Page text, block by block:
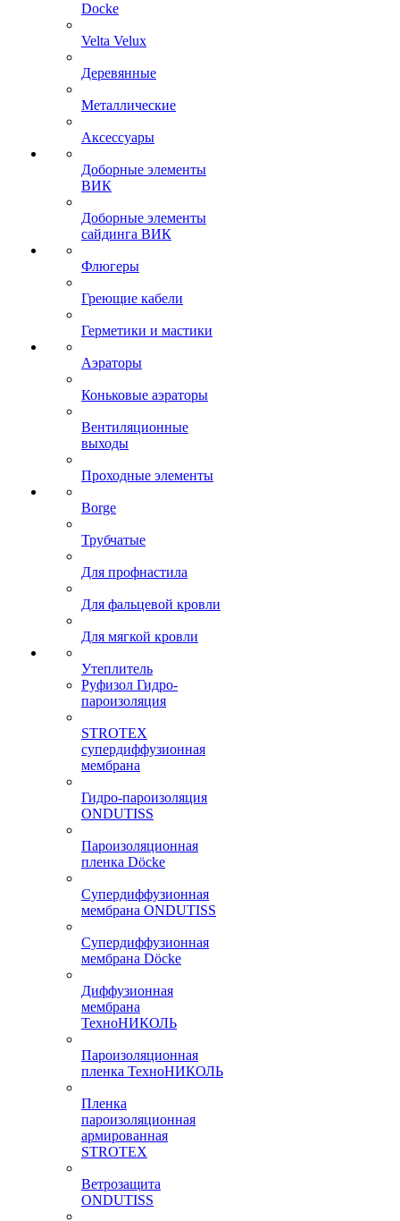
Docke
Velta Velux
Деревянные
Металлические
Аксессуары
Доборные элементы
ВИК
Доборные элементы
сайдинга ВИК
Флюгеры
Греющие кабели
Герметики и мастики
Аэраторы
Коньковые аэраторы
Вентиляционные
выходы
Проходные элементы
Borge
Трубчатые
Для профнастила
Для фальцевой кровли
Для мягкой кровли
Утеплитель
Руфизол Гидро-
пароизоляция
STROTEX
супердиффузионная
мембрана
Гидро-пароизоляция
ONDUTISS
Пароизоляционная
пленка Döcke
Супердиффузионная
мембрана ONDUTISS
Супердиффузионная
мембрана Döcke
Диффузионная
мембрана
ТехноНИКОЛЬ
Пароизоляционная
пленка ТехноНИКОЛЬ
Пленка
пароизоляционная
армированная
STROTEX
Ветрозащита
ONDUTISS